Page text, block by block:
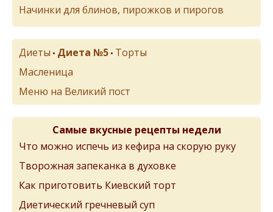
Начинки для блинов, пирожков и пирогов
Диеты • Диета №5 • Торты
Масленица
Меню на Великий пост
Самые вкусные рецепты недели
Что можно испечь из кефира на скорую руку
Творожная запеканка в духовке
Как приготовить Киевский торт
Диетический гречневый суп